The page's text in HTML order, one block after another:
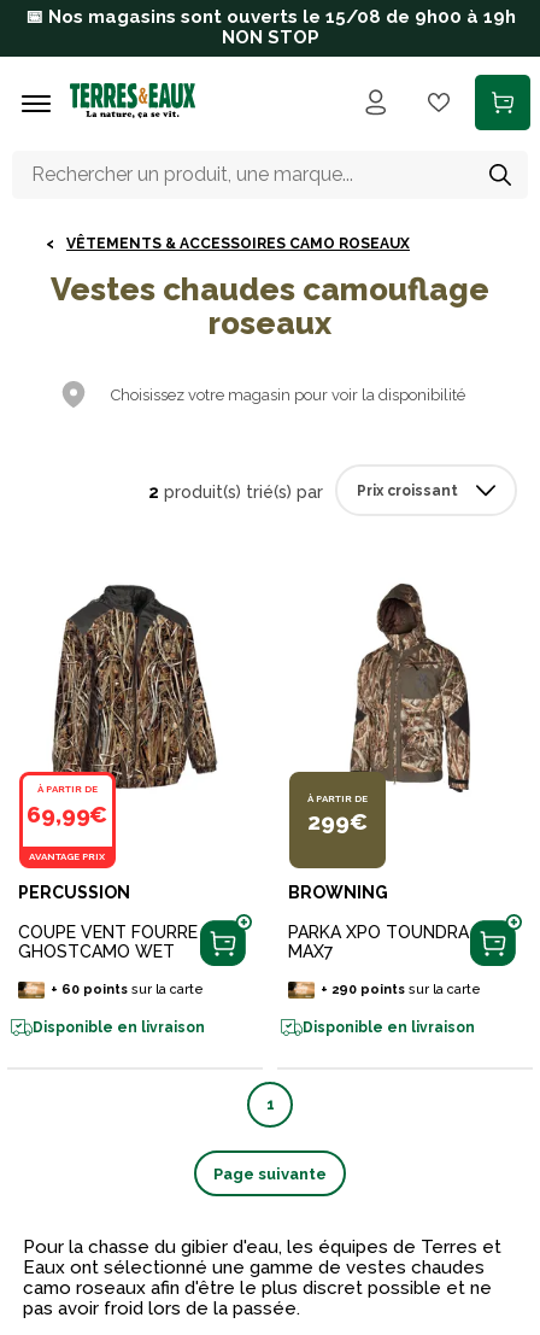
Aller au contenu principal
📅 Nos magasins sont ouverts le 15/08 de 9h00 à 19h
NON STOP
VÊTEMENTS & ACCESSOIRES CAMO ROSEAUX
Vestes chaudes camouflage
roseaux
Choisissez votre magasin pour voir la disponibilité
2 produit(s) trié(s) par
À PARTIR DE
69,99€
AVANTAGE PRIX
PERCUSSION
COUPE VENT FOURRE
GHOSTCAMO WET
+ 60pointssur la carte
Disponible en livraison
À PARTIR DE
299€
BROWNING
PARKA XPO TOUNDRA
MAX7
+ 290pointssur la carte
Disponible en livraison
1
Page suivante
Pour la chasse du gibier d'eau, les équipes de Terres et
Eaux ont sélectionné une gamme de vestes chaudes
camo roseaux afin d'être le plus discret possible et ne
pas avoir froid lors de la passée.